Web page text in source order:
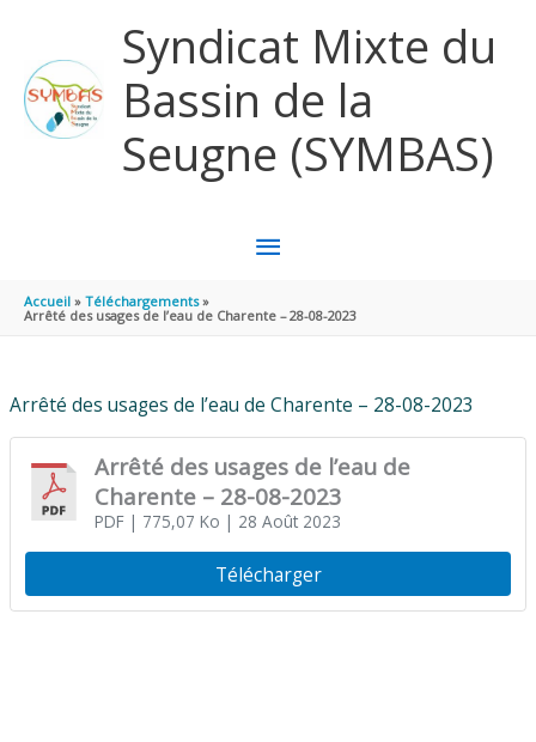
Syndicat Mixte du
Bassin de la
Seugne (SYMBAS)
MENU
PRINCIPAL
Accueil
Téléchargements
Arrêté des usages de l’eau de Charente – 28-08-2023
Arrêté des usages de l’eau de Charente – 28-08-2023
Arrêté des usages de l’eau de
Charente – 28-08-2023
PDF| 775,07 Ko | 28 Août 2023
Télécharger